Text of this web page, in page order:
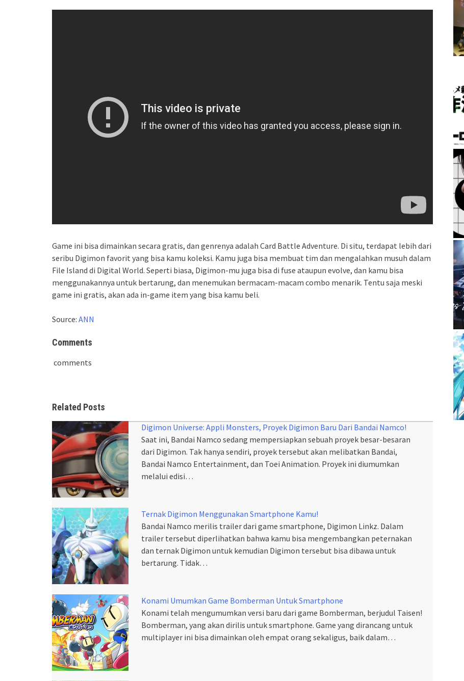
Game ini bisa dimainkan secara gratis, dan genrenya adalah Card Battle Adventure. Di situ, terdapat lebih dari
seribu Digimon favorit yang bisa kamu koleksi. Kamu juga bisa membuat tim dan mengalahkan musuh dalam
File Island di Digital World. Seperti biasa, Digimon-mu juga bisa di fuse ataupun evolve, dan kamu bisa
menggunakannya untuk bertarung, dan menemukan bermacam-macam combo menarik. Tentu saja meski
game ini gratis, akan ada in-game item yang bisa kamu beli.
Source: ANN
Comments
comments
Related Posts
Digimon Universe: Appli Monsters, Proyek Digimon Baru Dari Bandai Namco!
Saat ini, Bandai Namco sedang mempersiapkan sebuah proyek besar-besaran
dari Digimon. Tak hanya sendiri, proyek tersebut akan melibatkan Bandai,
Bandai Namco Entertainment, dan Toei Animation. Proyek ini diumumkan
melalui edisi…
Ternak Digimon Menggunakan Smartphone Kamu!
Bandai Namco merilis trailer dari game smartphone, Digimon Linkz. Dalam
trailer tersebut diperlihatkan bahwa kamu bisa mengembangkan peternakan
dan ternak Digimon untuk kemudian Digimon tersebut bisa dibawa untuk
bertarung. Tidak…
Konami Umumkan Game Bomberman Untuk Smartphone
Konami telah mengumumkan versi baru dari game Bomberman, berjudul Taisen!
Bomberman, yang akan dirilis untuk smartphone. Game yang dirancang untuk
multiplayer ini bisa dimainkan oleh empat orang sekaligus, baik dalam…